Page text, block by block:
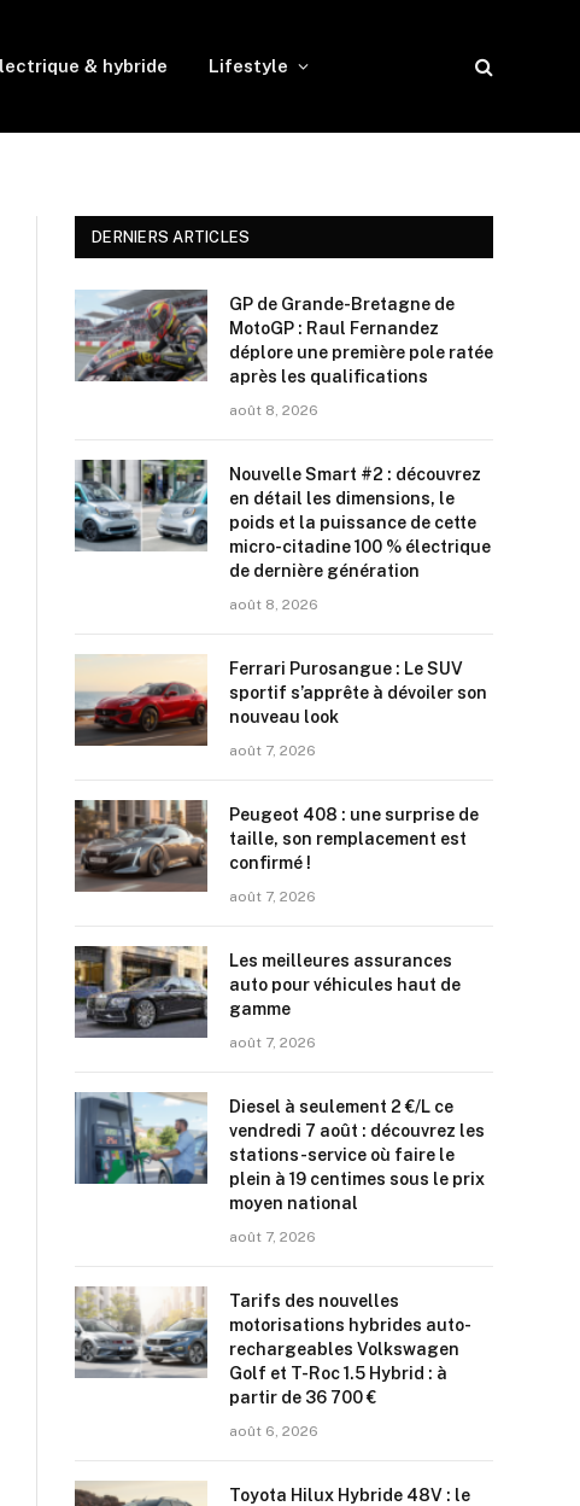
& hybride Lifestyle
DERNIERS ARTICLES
GP de Grande-Bretagne de
MotoGP : Raul Fernandez
déplore une première pole ratée
après les qualifications
août 8, 2026
Nouvelle Smart #2 : découvrez
en détail les dimensions, le
poids et la puissance de cette
micro-citadine 100 % électrique
de dernière génération
août 8, 2026
Ferrari Purosangue : Le SUV
sportif s’apprête à dévoiler son
nouveau look
août 7, 2026
Peugeot 408 : une surprise de
taille, son remplacement est
confirmé !
août 7, 2026
Les meilleures assurances
auto pour véhicules haut de
gamme
août 7, 2026
Diesel à seulement 2 €/L ce
vendredi 7 août : découvrez les
stations-service où faire le
plein à 19 centimes sous le prix
moyen national
août 7, 2026
Tarifs des nouvelles
motorisations hybrides auto-
rechargeables Volkswagen
Golf et T-Roc 1.5 Hybrid : à
partir de 36 700 €
août 6, 2026
Toyota Hilux Hybride 48V : le